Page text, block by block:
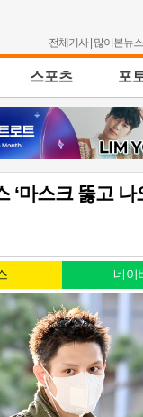
전체기사| 많이본뉴스
스포츠 포
‘마스크 뚫고 나
네이